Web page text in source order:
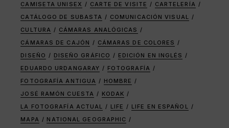
CAMISETA UNISEX
CARTE DE VISITE
CARTELERÍA
CATÁLOGO DE SUBASTA
COMUNICACIÓN VISUAL
CULTURA
CÁMARAS ANALÓGICAS
CÁMARAS DE CAJÓN
CÁMARAS DE COLORES
DISEÑO
DISEÑO GRÁFICO
EDICIÓN EN INGLÉS
EDUARDO URDANGARAY
FOTOGRAFÍA
FOTOGRAFÍA ANTIGUA
HOMBRE
JOSÉ RAMÓN CUESTA
KODAK
LA FOTOGRAFÍA ACTUAL
LIFE
LIFE EN ESPAÑOL
MAPA
NATIONAL GEOGRAPHIC